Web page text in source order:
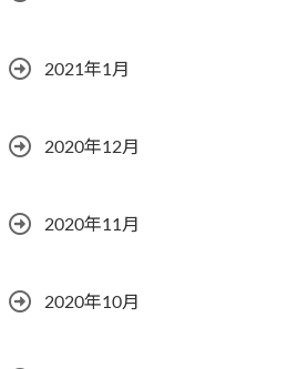
2021年1月
2020年12月
2020年11月
2020年10月